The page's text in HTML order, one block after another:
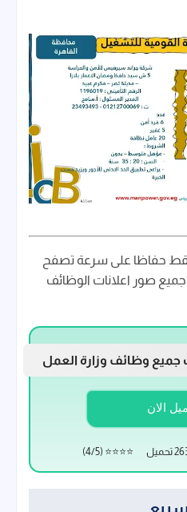
حفاظا على سرعة تصفح
صور اعلانات الوظائف
جميع وظائف وزارة العمل
الان
⭐⭐⭐⭐ (4/5)